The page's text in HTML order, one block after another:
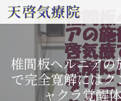
椎間板ヘルニア
で完全寛解にはク
ャクラ覚醒